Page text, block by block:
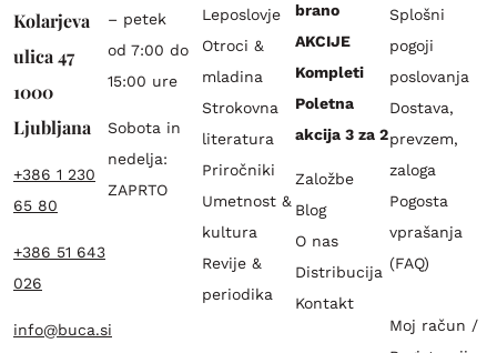
Kolarjeva
ulica 47
1000
Ljubljana
+386 1 230
65 80
+386 51 643
026
info@buca.si
– petek
od 7:00 do
15:00 ure
Sobota in
nedelja:
ZAPRTO
Leposlovje
Otroci &
mladina
Strokovna
literatura
Priročniki
Umetnost &
kultura
Revije &
periodika
brano
AKCIJE
Kompleti
Poletna
akcija 3 za 2
Založbe
Blog
O nas
Distribucija
Kontakt
Splošni
pogoji
poslovanja
Dostava,
prevzem,
zaloga
Pogosta
vprašanja
(FAQ)
Moj račun /